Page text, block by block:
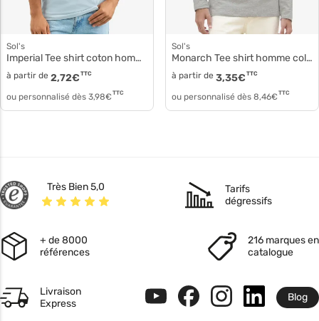
Sol's
Imperial Tee shirt coton homme 11500
à partir de 2,72€ TTC
ou personnalisé dès 3,98€ TTC
Sol's
Monarch Tee shirt homme col rond 11420
à partir de 3,35€ TTC
ou personnalisé dès 8,46€ TTC
Très Bien 5,0
Tarifs
dégressifs
+ de 8000
références
216 marques en
catalogue
Livraison
Express
Blog